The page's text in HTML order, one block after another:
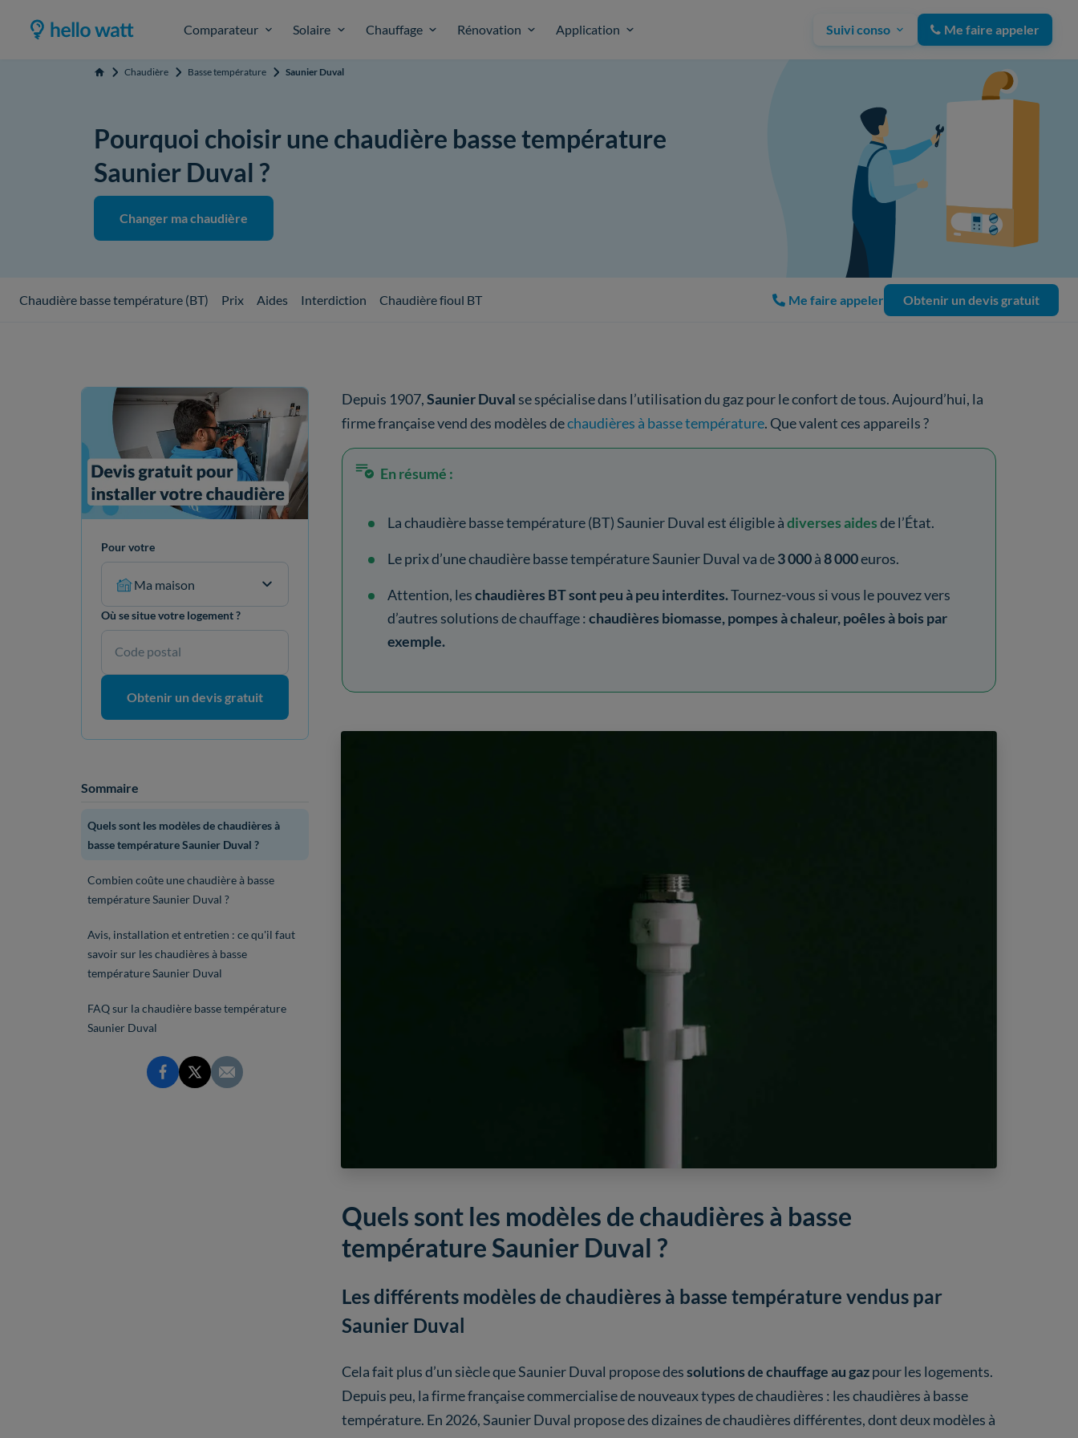
Comparateur Solaire Chauffage Rénovation Application Suivi conso Me faire appeler
Accueil Chaudière Basse température Saunier Duval
Pourquoi choisir une chaudière basse température
Saunier Duval ?
Changer ma chaudière
Chaudière basse température (BT) Prix Aides Interdiction Chaudière fioul BT Me faire appeler Obtenir un devis gratuit
Pour votre
Ma maison
Où se situe votre logement ?
Code postal
Obtenir un devis gratuit
Sommaire
Quels sont les modèles de chaudières à
basse température Saunier Duval ?
Combien coûte une chaudière à basse
température Saunier Duval ?
Avis, installation et entretien : ce qu'il faut
savoir sur les chaudières à basse
température Saunier Duval
FAQ sur la chaudière basse température
Saunier Duval
Depuis 1907,Saunier Duval se spécialise dans l’utilisation du gaz pour le confort de tous. Aujourd’hui, la
firme française vend des modèles dechaudières à basse température. Que valent ces appareils ?
En résumé :
La chaudière basse température (BT) Saunier Duval est éligible àdiverses aidesde l’État.
Le prix d’une chaudière basse température Saunier Duval va de3 000à8 000euros.
Attention, leschaudières BT sont peu à peu interdites.Tournez-vous si vous le pouvez vers
d’autres solutions de chauffage :chaudières biomasse, pompes à chaleur, poêles à bois par
exemple.
Quels sont les modèles de chaudières à basse
température Saunier Duval ?
Les différents modèles de chaudières à basse température vendus par
Saunier Duval
Cela fait plus d’un siècle que Saunier Duval propose dessolutions de chauffage au gazpour les logements.
Depuis peu, la firme française commercialise de nouveaux types de chaudières : les chaudières à basse
température. En 2026, Saunier Duval propose des dizaines de chaudières différentes, dont deux modèles à